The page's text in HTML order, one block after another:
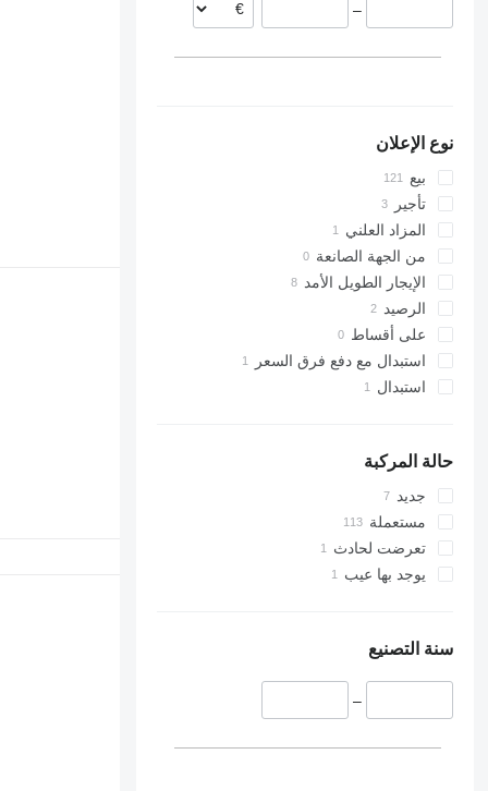
رومانيا
–
نوع الإعلان
بيع
تأجير
المزاد العلني
من الجهة الصانعة
الإيجار الطويل الأمد
الرصيد
على أقساط
استبدال مع دفع فرق السعر
استبدال
حالة المركبة
جديد
مستعملة
تعرضت لحادث
يوجد بها عيب
سنة التصنيع
–